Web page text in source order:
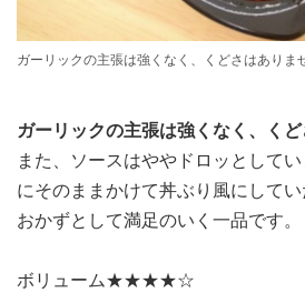
ガーリックの主張は強くなく、くどさはありま
ガーリックの主張は強くなく、くど
また、ソースはややドロッとして
にそのままかけて丼ぶり風にしてい
おかずとして満足のいく一品です。
ボリューム★★★★☆